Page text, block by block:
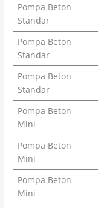
Pompa Beton
Standar
Pompa Beton
Standar
Pompa Beton
Standar
Pompa Beton
Mini
Pompa Beton
Mini
Pompa Beton
Mini